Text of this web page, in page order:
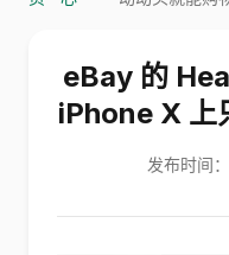
eBay 的
iPhone X 上
发布时间